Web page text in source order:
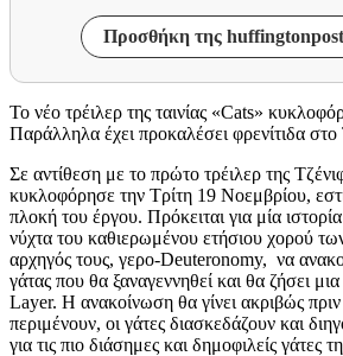
Προσθήκη της
Το νέο τρέιλερ της ταινίας «Cats»
Παράλληλα έχει προκαλέσει φρενίτιδα
Σε αντίθεση με το πρώτο τρέιλερ της
κυκλοφόρησε την Τρίτη 19 Νοεμβρίου,
πλοκή του έργου. Πρόκειται για μία
νύχτα του καθιερωμένου ετήσιου χορού
αρχηγός τους, γερο-Deuteronomy, να
γάτας που θα ξαναγεννηθεί και θα ζήσει
Layer. Η ανακοίνωση θα γίνει ακριβώς
περιμένουν, οι γάτες διασκεδάζουν και
για τις πιο διάσημες και δημοφιλείς γάτες